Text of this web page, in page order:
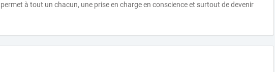
à tout un chacun, une prise en charge en conscience et surtout de devenir